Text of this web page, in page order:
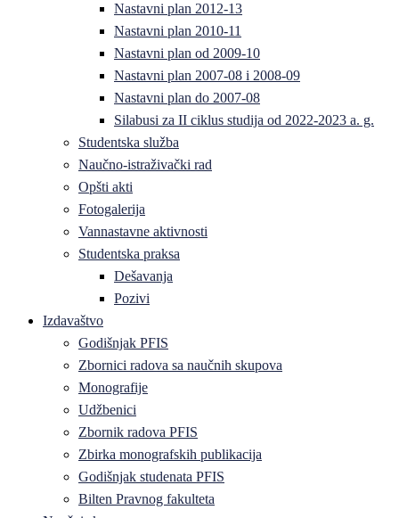
Nastavni plan 2012-13
Nastavni plan 2010-11
Nastavni plan od 2009-10
Nastavni plan 2007-08 i 2008-09
Nastavni plan do 2007-08
Silabusi za II ciklus studija od 2022-2023 a. g.
Studentska služba
Naučno-istraživački rad
Opšti akti
Fotogalerija
Vannastavne aktivnosti
Studentska praksa
Dešavanja
Pozivi
Izdavaštvo
Godišnjak PFIS
Zbornici radova sa naučnih skupova
Monografije
Udžbenici
Zbornik radova PFIS
Zbirka monografskih publikacija
Godišnjak studenata PFIS
Bilten Pravnog fakulteta